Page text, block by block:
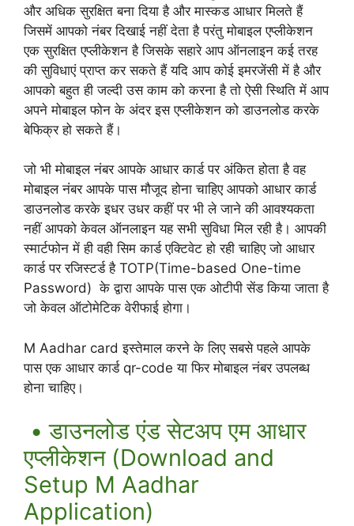
और अधिक सुरक्षित बना दिया है और मास्कड आधार मिलते हैं
जिसमें आपको नंबर दिखाई नहीं देता है परंतु मोबाइल एप्लीकेशन
एक सुरक्षित एप्लीकेशन है जिसके सहारे आप ऑनलाइन कई तरह
की सुविधाएं प्राप्त कर सकते हैं यदि आप कोई इमरजेंसी में है और
आपको बहुत ही जल्दी उस काम को करना है तो ऐसी स्थिति में आप
अपने मोबाइल फोन के अंदर इस एप्लीकेशन को डाउनलोड करके
बेफिक्र हो सकते हैं।
जो भी मोबाइल नंबर आपके आधार कार्ड पर अंकित होता है वह
मोबाइल नंबर आपके पास मौजूद होना चाहिए आपको आधार कार्ड
डाउनलोड करके इधर उधर कहीं पर भी ले जाने की आवश्यकता
नहीं आपको केवल ऑनलाइन यह सभी सुविधा मिल रही है। आपकी
स्मार्टफोन में ही वही सिम कार्ड एक्टिवेट हो रही चाहिए जो आधार
कार्ड पर रजिस्टर्ड है TOTP(Time-based One-time
Password) के द्वारा आपके पास एक ओटीपी सेंड किया जाता है
जो केवल ऑटोमेटिक वेरीफाई होगा।
M Aadhar card इस्तेमाल करने के लिए सबसे पहले आपके
पास एक आधार कार्ड qr-code या फिर मोबाइल नंबर उपलब्ध
होना चाहिए।
• डाउनलोड एंड सेटअप एम आधार
एप्लीकेशन (Download and
Setup M Aadhar
Application)